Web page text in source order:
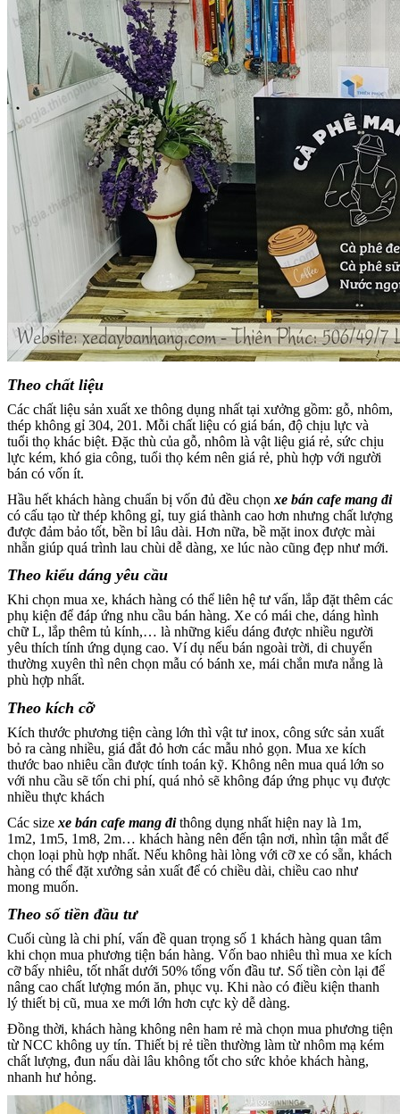
Theo chất liệu
Các chất liệu sản xuất xe thông dụng nhất tại xưởng gồm: gỗ, nhôm,
thép không gỉ 304, 201. Mỗi chất liệu có giá bán, độ chịu lực và
tuổi thọ khác biệt. Đặc thù của gỗ, nhôm là vật liệu giá rẻ, sức chịu
lực kém, khó gia công, tuổi thọ kém nên giá rẻ, phù hợp với người
bán có vốn ít.
Hầu hết khách hàng chuẩn bị vốn đủ đều chọn xe bán cafe mang đi
có cấu tạo từ thép không gỉ, tuy giá thành cao hơn nhưng chất lượng
được đảm bảo tốt, bền bỉ lâu dài. Hơn nữa, bề mặt inox được mài
nhẵn giúp quá trình lau chùi dễ dàng, xe lúc nào cũng đẹp như mới.
Theo kiểu dáng yêu cầu
Khi chọn mua xe, khách hàng có thể liên hệ tư vấn, lắp đặt thêm các
phụ kiện để đáp ứng nhu cầu bán hàng. Xe có mái che, dáng hình
chữ L, lắp thêm tủ kính,… là những kiểu dáng được nhiều người
yêu thích tính ứng dụng cao. Ví dụ nếu bán ngoài trời, di chuyển
thường xuyên thì nên chọn mẫu có bánh xe, mái chắn mưa nắng là
phù hợp nhất.
Theo kích cỡ
Kích thước phương tiện càng lớn thì vật tư inox, công sức sản xuất
bỏ ra càng nhiều, giá đắt đỏ hơn các mẫu nhỏ gọn. Mua xe kích
thước bao nhiêu cần được tính toán kỹ. Không nên mua quá lớn so
với nhu cầu sẽ tốn chi phí, quá nhỏ sẽ không đáp ứng phục vụ được
nhiều thực khách
Các size xe bán cafe mang đithông dụng nhất hiện nay là 1m,
1m2, 1m5, 1m8, 2m… khách hàng nên đến tận nơi, nhìn tận mắt để
chọn loại phù hợp nhất. Nếu không hài lòng với cỡ xe có sẵn, khách
hàng có thể đặt xưởng sản xuất để có chiều dài, chiều cao như
mong muốn.
Theo số tiền đầu tư
Cuối cùng là chi phí, vấn đề quan trọng số 1 khách hàng quan tâm
khi chọn mua phương tiện bán hàng. Vốn bao nhiêu thì mua xe kích
cỡ bấy nhiêu, tốt nhất dưới 50% tổng vốn đầu tư. Số tiền còn lại để
nâng cao chất lượng món ăn, phục vụ. Khi nào có điều kiện thanh
lý thiết bị cũ, mua xe mới lớn hơn cực kỳ dễ dàng.
Đồng thời, khách hàng không nên ham rẻ mà chọn mua phương tiện
từ NCC không uy tín. Thiết bị rẻ tiền thường làm từ nhôm mạ kém
chất lượng, đun nấu dài lâu không tốt cho sức khỏe khách hàng,
nhanh hư hỏng.